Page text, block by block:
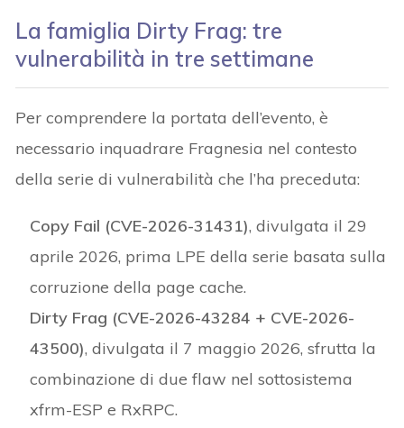
La famiglia Dirty Frag: tre
vulnerabilità in tre settimane
Per comprendere la portata dell’evento, è
necessario inquadrare Fragnesia nel contesto
della serie di vulnerabilità che l’ha preceduta:
Copy Fail (CVE-2026-31431), divulgata il 29
aprile 2026, prima LPE della serie basata sulla
corruzione della page cache.
Dirty Frag (CVE-2026-43284 + CVE-2026-
43500), divulgata il 7 maggio 2026, sfrutta la
combinazione di due flaw nel sottosistema
xfrm-ESP e RxRPC.